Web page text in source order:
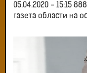
05.04.2020 - 15:15
газета области на